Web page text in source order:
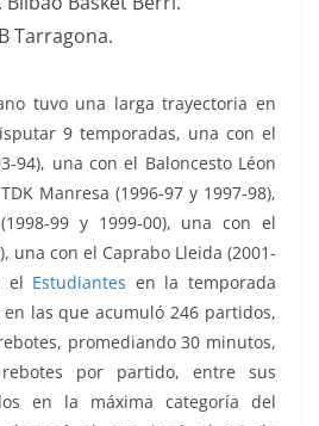
Tarragona.
tuvo una larga trayectoria en
9 temporadas, una con el
94), una con el Baloncesto Léon
TDK Manresa (1996-97 y 1997-98),
99 y 1999-00), una con el
una con el Caprabo Lleida (2001-
el Estudiantes en la temporada
las que acumuló 246 partidos,
promediando 30 minutos,
por partido, entre sus
en la máxima categoría del